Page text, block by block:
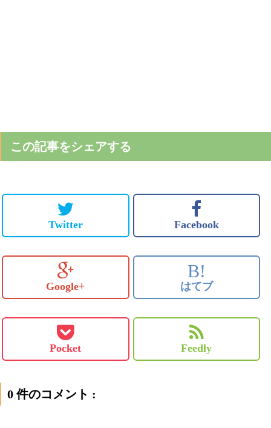
この記事をシェアする
Twitter Facebook
Google+
B!
はてブ
Pocket Feedly
0 件のコメント :